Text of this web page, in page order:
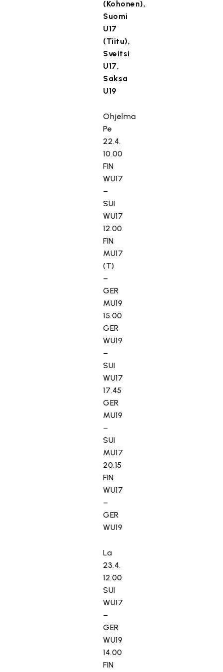
(Kohonen),
Suomi
U17
(Tiitu),
Sveitsi
U17,
Saksa
U19
Ohjelma
Pe
22.4.
10.00
FIN
WU17
–
SUI
WU17
12.00
FIN
MU17
(T)
–
GER
MU19
15.00
GER
WU19
–
SUI
WU17
17.45
GER
MU19
–
SUI
MU17
20.15
FIN
WU17
–
GER
WU19
La
23.4.
12.00
SUI
WU17
–
GER
WU19
14.00
FIN